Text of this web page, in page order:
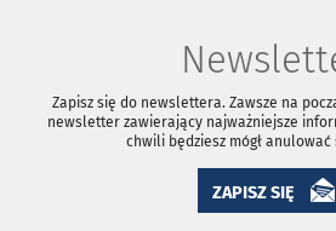
Zapisz się do newslettera. Zawsze na
newsletter zawierający najważniejsze
chwili będziesz mógł
ZAPISZ SIĘ